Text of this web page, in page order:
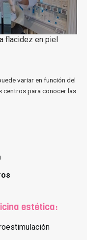
flacidez en piel
variar en función del
centros para conocer las
estética: